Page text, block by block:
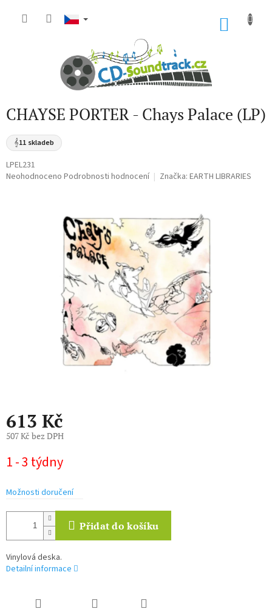
CHAYSE PORTER - Chays Palace (LP)
𝄞11 skladeb
LPEL231
Průměrné
Neohodnoceno Podrobnosti hodnocení Značka: EARTH LIBRARIES
613 Kč
507 Kč bez DPH
cena:
1 - 3 týdny
Možnosti doručení
Přidat do košíku
Vinylová deska.
Detailní informace